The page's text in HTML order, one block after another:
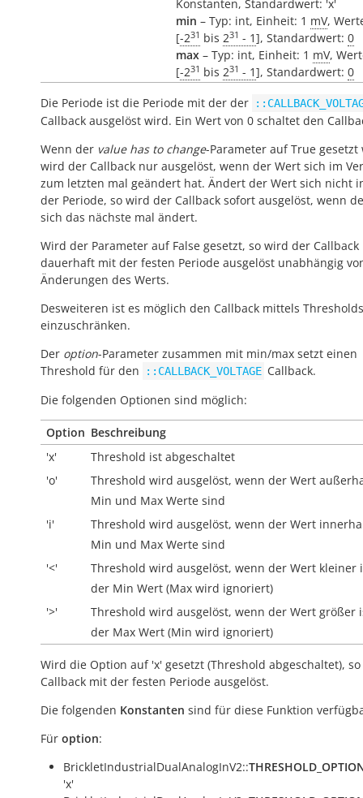
Konstanten, Standardwert: 'x'
min – Typ: int, Einheit: 1 mV,
[-231 bis 231 - 1], Standardwert: 0
max – Typ: int, Einheit: 1 mV,
[-231 bis 231 - 1], Standardwert: 0
Die Periode ist die Periode mit der der
Callback ausgelöst wird. Ein Wert von 0 schaltet den
Wenn der value has to change-Parameter auf True gesetzt
wird der Callback nur ausgelöst, wenn der Wert sich im
zum letzten mal geändert hat. Ändert der Wert sich nicht
der Periode, so wird der Callback sofort ausgelöst, wenn
sich das nächste mal ändert.
Wird der Parameter auf False gesetzt, so wird der Callback
dauerhaft mit der festen Periode ausgelöst unabhängig
Änderungen des Werts.
Desweiteren ist es möglich den Callback mittels Thresholds
einzuschränken.
Der option-Parameter zusammen mit min/max setzt einen
Threshold für den
::CALLBACK_VOLTAGE Callback.
Die folgenden Optionen sind möglich:
Option Beschreibung
'x'
Threshold ist abgeschaltet
'o'
Threshold wird ausgelöst, wenn der Wert
Min und Max Werte sind
'i'
Threshold wird ausgelöst, wenn der Wert
Min und Max Werte sind
'<'
Threshold wird ausgelöst, wenn der Wert kleiner
der Min Wert (Max wird ignoriert)
'>'
Threshold wird ausgelöst, wenn der Wert größer
der Max Wert (Min wird ignoriert)
Wird die Option auf 'x' gesetzt (Threshold abgeschaltet),
Callback mit der festen Periode ausgelöst.
Die folgenden Konstanten sind für diese Funktion
Für option:
BrickletIndustrialDualAnalogInV2::
'x'